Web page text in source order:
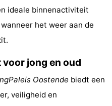
ideale binnenactiviteit
het weer aan de
jong en oud
Oostende biedt een
veiligheid en